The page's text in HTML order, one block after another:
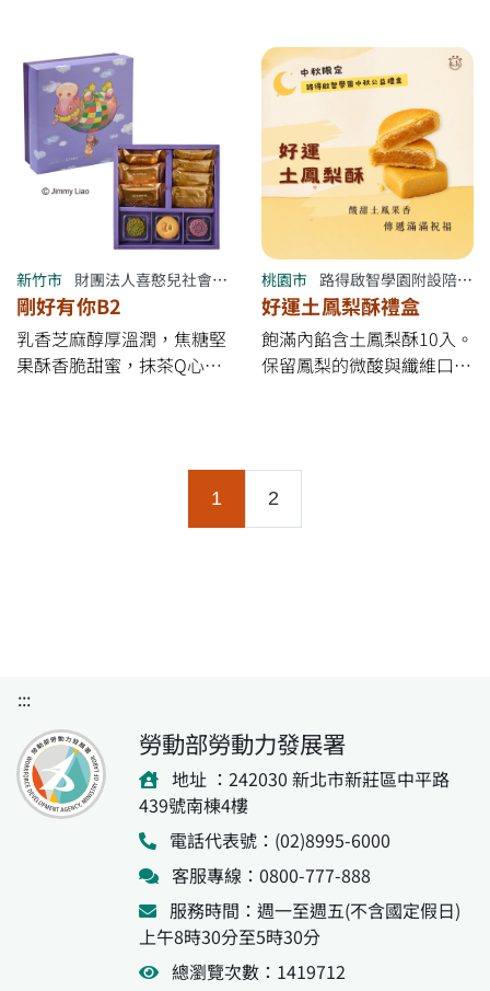
沙奶皇，完美呈現鹹甜交融
的傳統底蘊&nbsp;。 茶香
回甘的抹茶Q心月餅，搭配
一整盒奶香濃郁的原味＆巧
克力奶酥雙色曲奇鐵盒！
&nbsp; 【其他訂購分店】
喜憨兒Enjoy台北餐廳
（02）2720-5208 新北市
喜憨兒庇護工場 （02）
8221-7676 喜憨兒桃園市府
庇護商店&nbsp; （03）
332-9003 喜憨兒埔心庇護
工場 （03）431-3458 新竹
7172
餅乾。 一次開箱就能品嚐
到豐富多變的醇厚滋味，是
送禮的絕佳選擇！ &nbsp;
【其他訂購分店】 喜憨兒
Enjoy台北餐廳 （02）
2720-5208 新北市喜憨兒庇
護工場 （02）8221-7676
喜憨兒桃園市府庇護商店
&nbsp; （03）332-9003 喜
憨兒桃園南門公園庇護商店
（03）334-1090 喜憨兒埔
心庇護工場 （03）431-
3458 新竹市喜憨兒烘焙餐
工場 （06）264-2527 喜歡
你咖啡鳳山庇護商店
新竹市 財團法人喜憨兒社會福利基金會附設新竹市喜憨兒烘焙餐廳
剛好有你B2
乳香芝麻醇厚溫潤，焦糖堅
果酥香脆甜蜜，抹茶Q心月
武山蛋捲（原味與可可），
332-9003 喜憨兒桃園南門
公園庇護商店 （03）334-
1090 喜憨兒埔心庇護工場
（03）431-3458 喜歡你餐
坊竹北勝利店 （03）668-
喜憨兒和發庇護工場
桃園市 路得啟智學園附設陪你走一段路生活坊
好運土鳳梨酥禮盒
飽滿內餡含土鳳梨酥10入。
保留鳳梨的微酸與纖維口
1 (目前頁面)
2
:::
勞動部勞動力發展署
地址 ：242030 新北市新莊區中平路
439號南棟4樓
電話代表號：(02)8995-6000
客服專線：0800-777-888
服務時間：週一至週五(不含國定假日)
上午8時30分至5時30分
總瀏覽次數：1419712